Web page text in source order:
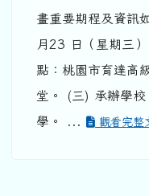
畫重要期程及資訊
月23 日（星期三
點：桃園市育達高
堂。 (三) 承辦學校
學。 ...
觀看完整